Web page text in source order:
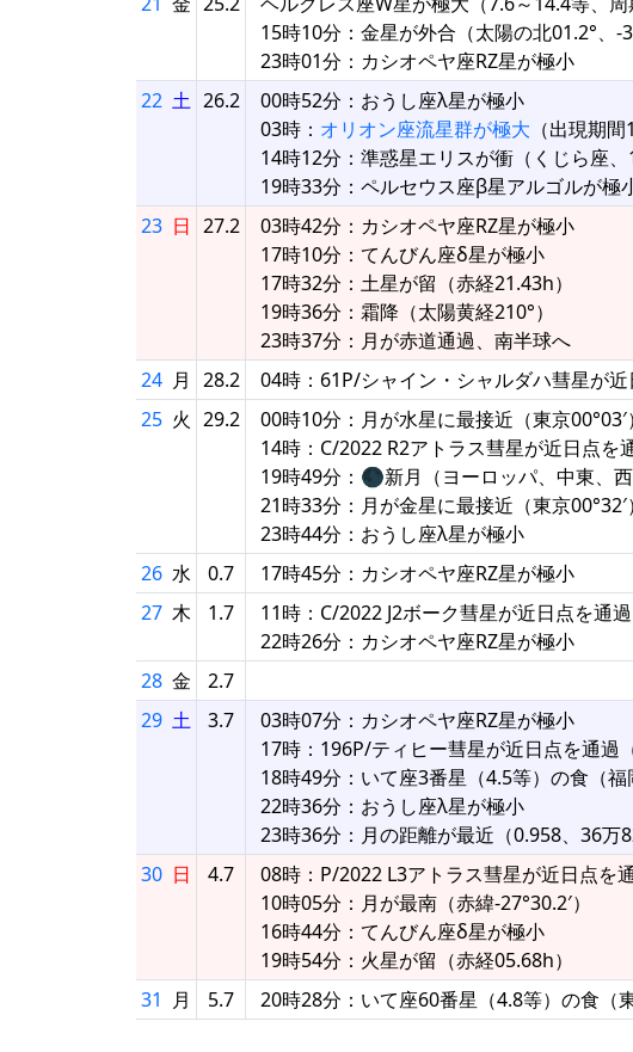
15時10分：金星が外合（太陽の北01.2°、-
23時01分：カシオペヤ座RZ星が極小
22 土 26.2
00時52分：おうし座λ星が極小
03時： オリオン座流星群が極大 （出現期
14時12分：準惑星エリスが衝（くじら座、
19時33分：ペルセウス座β星アルゴルが極
23 日 27.2
03時42分：カシオペヤ座RZ星が極小
17時10分：てんびん座δ星が極小
17時32分：土星が留（赤経21.43h）
19時36分：霜降（太陽黄経210°）
23時37分：月が赤道通過、南半球へ
24 月 28.2
04時：61P/シャイン・シャルダハ彗星が近
25 火 29.2
00時10分：月が水星に最接近（東京
14時：C/2022 R2アトラス彗星が近日点を
19時49分：🌑新月（ヨーロッパ、中東、西
21時33分：月が金星に最接近（東京
23時44分：おうし座λ星が極小
26 水 0.7
17時45分：カシオペヤ座RZ星が極小
27 木 1.7
11時：C/2022 J2ボーク彗星が近日点を通過
22時26分：カシオペヤ座RZ星が極小
28 金
2.7
29 土 3.7
03時07分：カシオペヤ座RZ星が極小
17時：196P/ティヒー彗星が近日点を通過
18時49分：いて座3番星（4.5等）の食（福
22時36分：おうし座λ星が極小
23時36分：月の距離が最近（0.958、36万
30 日 4.7
08時：P/2022 L3アトラス彗星が近日点を
10時05分：月が最南（赤緯-27°30.2′）
16時44分：てんびん座δ星が極小
19時54分：火星が留（赤経05.68h）
31 月 5.7 20時28分：いて座60番星（4.8等）の食（